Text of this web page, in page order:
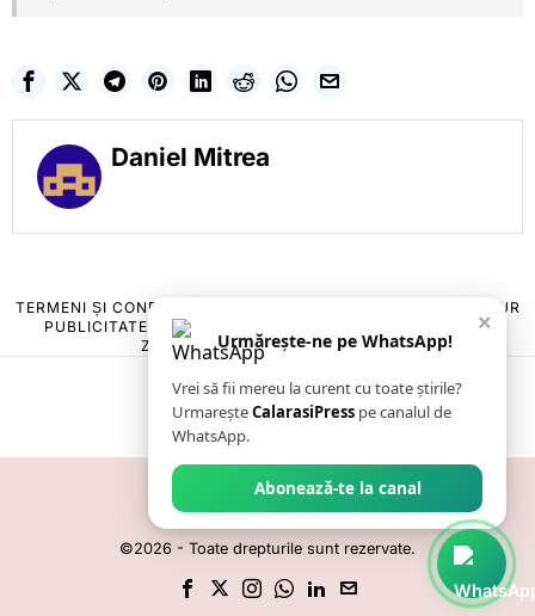
Daniel Mitrea
TERMENI ȘI CONDIȚII
POLITICA DE ANULARE & RETUR
PUBLICITATE ONLINE & TIPĂRITĂ
CONTACT
ZIARUL ANUNȚUL CĂLĂRĂȘEAN
©2026 - Toate drepturile sunt rezervate.
×
Urmărește-ne pe WhatsApp!
Vrei să fii mereu la curent cu toate știrile?
UrmareșteCalarasiPress pe canalul de
WhatsApp.
Abonează-te la canal